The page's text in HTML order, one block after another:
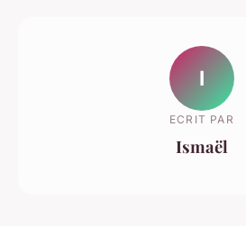
I
ECRIT PAR
Ismaël